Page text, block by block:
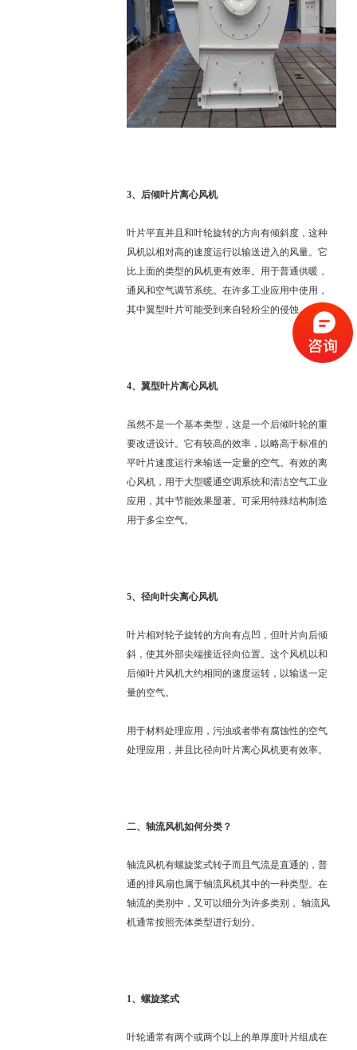
3、 后倾叶片离心风机
叶片平直并且和叶轮旋转的方向有倾斜度，这种
风机以相对高的速度运行以输送进入的风量。它
比上面的类型的风机更有效率。用于普通供暖，
通风和空气调节系统。在许多工业应用中使用，
其中翼型叶片可能受到来自轻粉尘的侵蚀。
4、翼型叶片离心风机
虽然不是一个基本类型，这是一个后倾叶轮的重
要改进设计。它有较高的效率，以略高于标准的
平叶片速度运行来输送一定量的空气。有效的离
心风机，用于大型暖通空调系统和清洁空气工业
应用，其中节能效果显著。可采用特殊结构制造
用于多尘空气。
5、径向叶尖离心风机
叶片相对轮子旋转的方向有点凹，但叶片向后倾
斜，使其外部尖端接近径向位置。这个风机以和
后倾叶片风机大约相同的速度运转，以输送一定
量的空气。
用于材料处理应用，污浊或者带有腐蚀性的空气
处理应用，并且比径向叶片离心风机更有效率。
二、轴流风机如何分类 ？
轴流风机有螺旋桨式转子而且气流是直通的，普
通的排风扇也属于轴流风机其中的一种类型。在
轴流的类别中，又可以细分为许多类别，
轴流风
机通常按照壳体类型进行划分。
1、螺旋桨式
叶轮通常有两个或两个以上的单厚度叶片组成在